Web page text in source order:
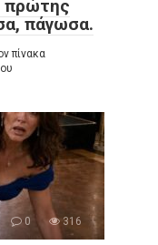
πρώτης
πάγωσα.
πίνακα
0 316